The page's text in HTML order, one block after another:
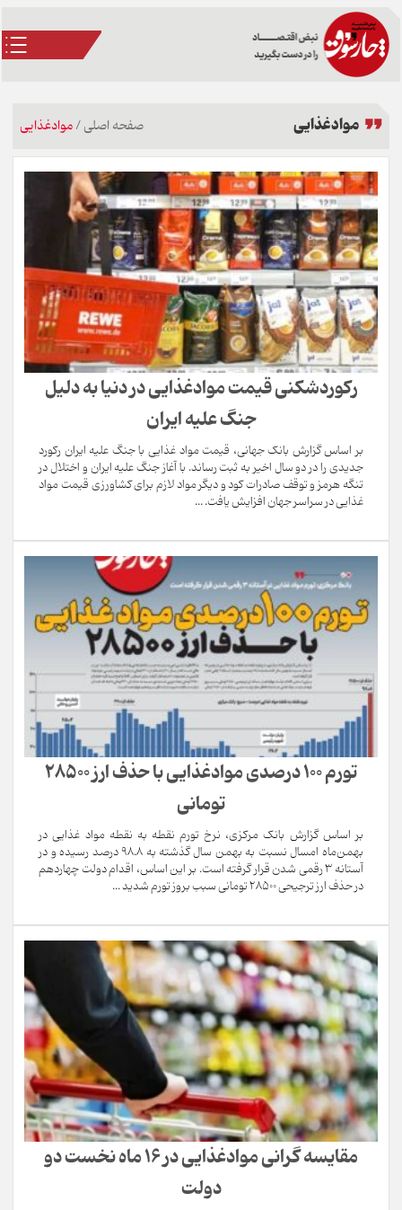
موادغذایی صفحه اصلی/موادغذایی
رکوردشکنی قیمت موادغذایی در دنیا به دلیل
جنگ علیه ایران
بر اساس گزارش بانک جهانی، قیمت مواد غذایی با جنگ علیه ایران رکورد
جدیدی را در دو سال اخیر به ثبت رساند. با آغاز جنگ علیه ایران و اختلال در
تنگه هرمز و توقف صادرات کود و دیگر مواد لازم برای کشاورزی قیمت مواد
غذایی در سراسر جهان افزایش یافت. ...
تورم ‌100 درصدی موادغذایی با حذف ارز 28500
تومانی
بر اساس گزارش بانک مرکزی، نرخ تورم نقطه به نقطه مواد غذایی در
بهمن‌ماه امسال نسبت به بهمن سال گذشته به 98.8 درصد رسیده و در
آستانه 3 رقمی شدن قرار گرفته است. بر این اساس، اقدام دولت چهاردهم
در حذف ارز ترجیحی 28500 تومانی سبب بروز تورم شدید ...
مقایسه گرانی موادغذایی در 16 ماه نخست دو
دولت